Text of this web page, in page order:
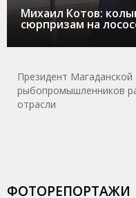
Михаил Котов:
сюрпризам на
Президент Магаданской
рыбопромышленников
отрасли
ФОТОРЕПОРТАЖИ